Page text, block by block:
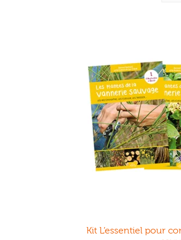
Kit L’essentiel pour